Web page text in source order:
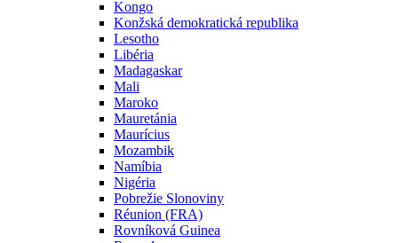
Kongo
Konžská demokratická republika
Lesotho
Libéria
Madagaskar
Mali
Maroko
Mauretánia
Maurícius
Mozambik
Namíbia
Nigéria
Pobrežie Slonoviny
Réunion (FRA)
Rovníková Guinea